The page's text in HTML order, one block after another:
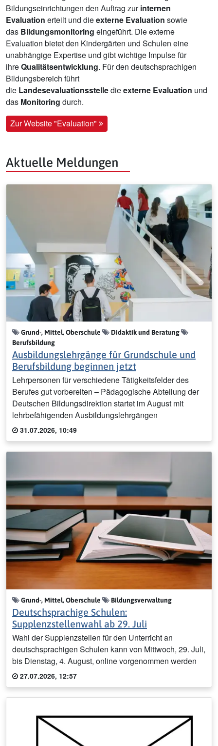
Bildungseinrichtungen den Auftrag zurinternen
Evaluation erteilt und dieexterne Evaluation sowie
das Bildungsmonitoring eingeführt. Die externe
Evaluation bietet den Kindergärten und Schulen eine
unabhängige Expertise und gibt wichtige Impulse für
ihreQualitätsentwicklung. Für den deutschsprachigen
Bildungsbereich führt
die Landesevaluationsstelledieexterne Evaluation und
das Monitoring durch.
Zur Website "Evaluation"
Aktuelle Meldungen
Grund-, Mittel, Oberschule
Didaktik und Beratung
Berufsbildung
Ausbildungslehrgänge für Grundschule und
Berufsbildung beginnen jetzt
Lehrpersonen für verschiedene Tätigkeitsfelder des
Berufes gut vorbereiten – Pädagogische Abteilung der
Deutschen Bildungsdirektion startet im August mit
lehrbefähigenden Ausbildungslehrgängen
31.07.2026, 10:49
Grund-, Mittel, Oberschule Bildungsverwaltung
Deutschsprachige Schulen:
Supplenzstellenwahl ab 29. Juli
Wahl der Supplenzstellen für den Unterricht an
deutschsprachigen Schulen kann von Mittwoch, 29. Juli,
bis Dienstag, 4. August, online vorgenommen werden
27.07.2026, 12:57